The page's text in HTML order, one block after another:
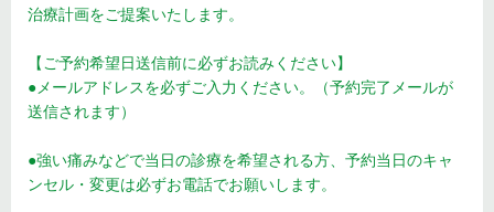
治療計画をご提案いたします。
【ご予約希望日送信前に必ずお読みください】
●メールアドレスを必ずご入力ください。（予約完了メールが
送信されます）
●強い痛みなどで当日の診療を希望される方、予約当日のキャ
ンセル・変更は必ずお電話でお願いします。